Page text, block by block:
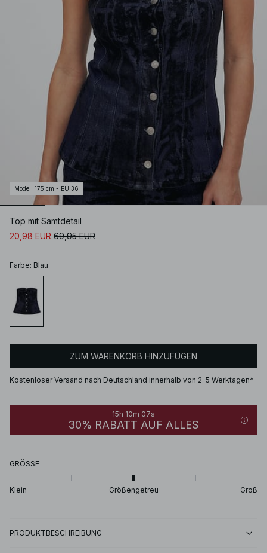
Model : 175 cm - EU 36
Top mit Samtdetail
20,98 EUR 69,95 EUR
Farbe: Blau
ZUM WARENKORB HINZUFÜGEN
Kostenloser Versand nach Deutschland innerhalb von 2-5 Werktagen*
15h 10m 07s
30% RABATT AUF ALLES
GRÖSSE
Klein Größengetreu Groß
PRODUKTBESCHREIBUNG